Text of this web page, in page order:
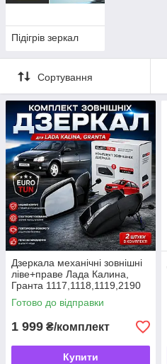
Підігрів зеркал
Сортування
Дзеркала механічні зовнішні
ліве+праве Лада Калина,
Гранта 1117,1118,1119,2190
EuroTun
Готово до відправки
1 999 ₴/комплект
Купити